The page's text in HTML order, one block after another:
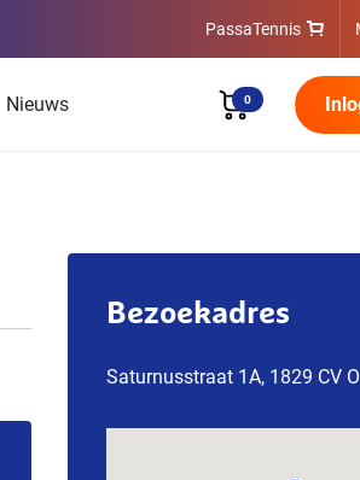
PassaTennis
Nieuws 0
Bezoekadres
Saturnusstraat 1A, 1829 CV